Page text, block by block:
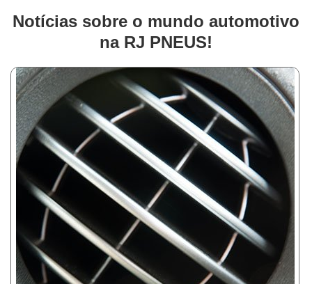
Notícias sobre o mundo automotivo
na RJ PNEUS!